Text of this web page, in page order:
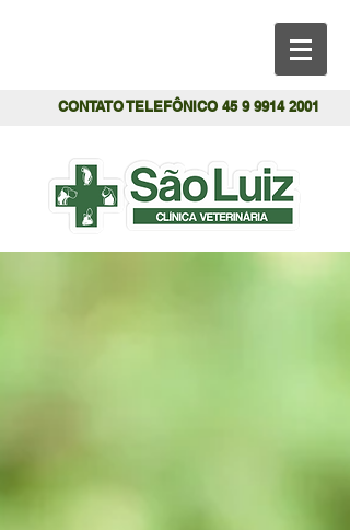
CONTATO TELEFÔNICO 45 9 9914 2001